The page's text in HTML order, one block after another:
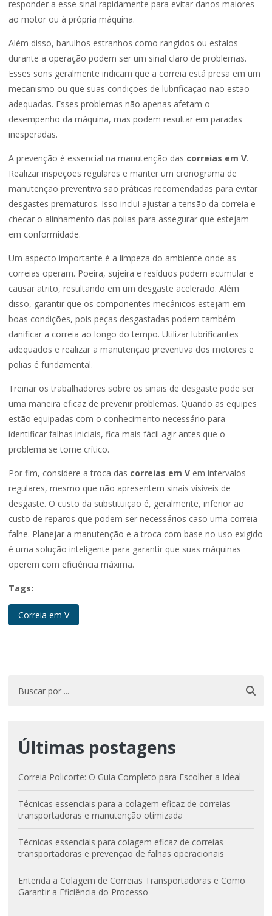
responder a esse sinal rapidamente para evitar danos maiores
ao motor ou à própria máquina.
Além disso, barulhos estranhos como rangidos ou estalos
durante a operação podem ser um sinal claro de problemas.
Esses sons geralmente indicam que a correia está presa em um
mecanismo ou que suas condições de lubrificação não estão
adequadas. Esses problemas não apenas afetam o
desempenho da máquina, mas podem resultar em paradas
inesperadas.
A prevenção é essencial na manutenção das correias em V.
Realizar inspeções regulares e manter um cronograma de
manutenção preventiva são práticas recomendadas para evitar
desgastes prematuros. Isso inclui ajustar a tensão da correia e
checar o alinhamento das polias para assegurar que estejam
em conformidade.
Um aspecto importante é a limpeza do ambiente onde as
correias operam. Poeira, sujeira e resíduos podem acumular e
causar atrito, resultando em um desgaste acelerado. Além
disso, garantir que os componentes mecânicos estejam em
boas condições, pois peças desgastadas podem também
danificar a correia ao longo do tempo. Utilizar lubrificantes
adequados e realizar a manutenção preventiva dos motores e
polias é fundamental.
Treinar os trabalhadores sobre os sinais de desgaste pode ser
uma maneira eficaz de prevenir problemas. Quando as equipes
estão equipadas com o conhecimento necessário para
identificar falhas iniciais, fica mais fácil agir antes que o
problema se torne crítico.
Por fim, considere a troca das correias em V em intervalos
regulares, mesmo que não apresentem sinais visíveis de
desgaste. O custo da substituição é, geralmente, inferior ao
custo de reparos que podem ser necessários caso uma correia
falhe. Planejar a manutenção e a troca com base no uso exigido
é uma solução inteligente para garantir que suas máquinas
operem com eficiência máxima.
Tags:
Correia em V
Últimas postagens
Correia Policorte: O Guia Completo para Escolher a Ideal
Técnicas essenciais para a colagem eficaz de correias
transportadoras e manutenção otimizada
Técnicas essenciais para colagem eficaz de correias
transportadoras e prevenção de falhas operacionais
Entenda a Colagem de Correias Transportadoras e Como
Garantir a Eficiência do Processo